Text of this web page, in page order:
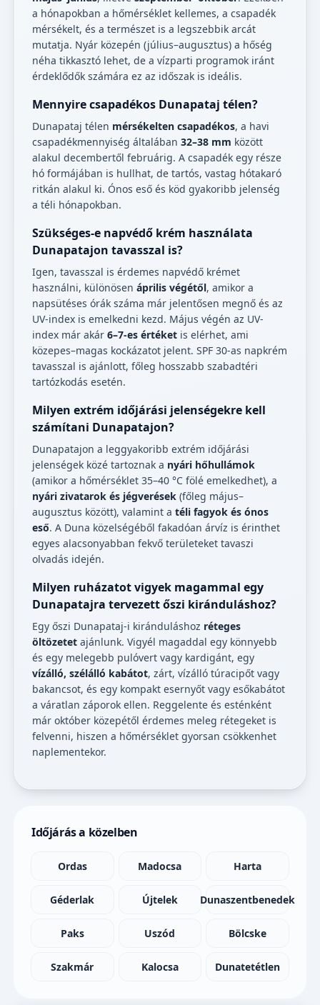
a hónapokban a hőmérséklet kellemes, a csapadék
mérsékelt, és a természet is a legszebbik arcát
mutatja. Nyár közepén (július–augusztus) a hőség
néha tikkasztó lehet, de a vízparti programok iránt
érdeklődők számára ez az időszak is ideális.
Mennyire csapadékos Dunapataj télen?
Dunapataj télen mérsékelten csapadékos, a havi
csapadékmennyiség általában 32–38 mm között
alakul decembertől februárig. A csapadék egy része
hó formájában is hullhat, de tartós, vastag hótakaró
ritkán alakul ki. Ónos eső és köd gyakoribb jelenség
a téli hónapokban.
Szükséges-e napvédő krém használata
Dunapatajon tavasszal is?
Igen, tavasszal is érdemes napvédő krémet
használni, különösen április végétől, amikor a
napsütéses órák száma már jelentősen megnő és az
UV-index is emelkedni kezd. Május végén az UV-
index már akár 6–7-es értéket is elérhet, ami
közepes–magas kockázatot jelent. SPF 30-as napkrém
tavasszal is ajánlott, főleg hosszabb szabadtéri
tartózkodás esetén.
Milyen extrém időjárási jelenségekre kell
számítani Dunapatajon?
Dunapatajon a leggyakoribb extrém időjárási
jelenségek közé tartoznak a nyári hőhullámok
(amikor a hőmérséklet 35–40 °C fölé emelkedhet), a
nyári zivatarok és jégverések (főleg május–
augusztus között), valamint a téli fagyok és ónos
eső. A Duna közelségéből fakadóan árvíz is érinthet
egyes alacsonyabban fekvő területeket tavaszi
olvadás idején.
Milyen ruházatot vigyek magammal egy
Dunapatajra tervezett őszi kiránduláshoz?
Egy őszi Dunapataj-i kiránduláshoz réteges
öltözetet ajánlunk. Vigyél magaddal egy könnyebb
és egy melegebb pulóvert vagy kardigánt, egy
vízálló, szélálló kabátot, zárt, vízálló túracipőt vagy
bakancsot, és egy kompakt esernyőt vagy esőkabátot
a váratlan záporok ellen. Reggelente és esténként
már október közepétől érdemes meleg rétegeket is
felvenni, hiszen a hőmérséklet gyorsan csökkenhet
naplementekor.
Időjárás a közelben
Ordas Madocsa Harta
Géderlak Újtelek Dunaszentbenedek
Paks Uszód Bölcske
Szakmár Kalocsa Dunatetétlen